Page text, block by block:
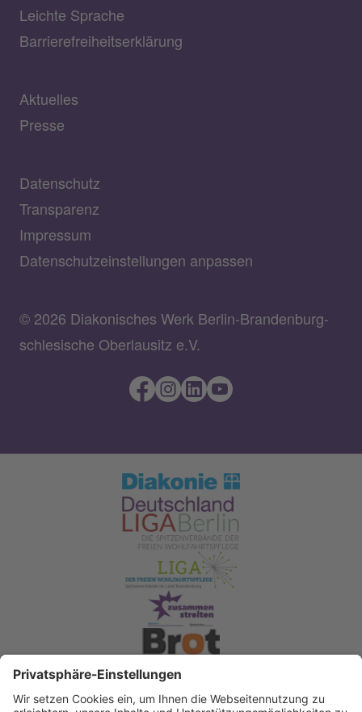
Leichte Sprache
Barrierefreiheitserklärung
Aktuelles
Presse
Datenschutz
Transparenz
Impressum
Datenschutzeinstellungen anpassen
© 2026 Diakonisches Werk Berlin-Brandenburg-
schlesische Oberlausitz e.V.